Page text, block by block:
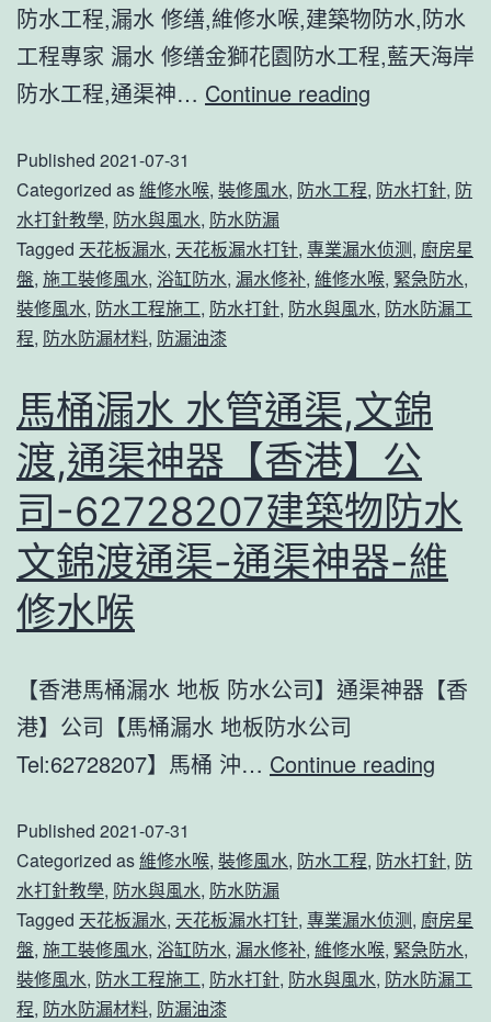
港】
公
物
防
水
羅
通
渠-
通
渠
神
器-
水
防水工程,漏水 修缮,維修水喉,建築物防水,防水
工程專家 漏水 修缮金獅花園防水工程,藍天海岸
防水工程,通渠神… Continue reading
馬
桶
漏
水
渠,
新
屋
嶺,
通
渠
【香
公
築
物
防
水
Published 2021-07-31
Categorized as維修水喉, 裝修風水, 防水工程, 防水打針, 防
水打針教學, 防水與風水, 防水防漏
Tagged 天花板漏水, 天花板漏水打针, 專業漏水侦测, 廚房星
盤, 施工裝修風水, 浴缸防水, 漏水修补, 維修水喉, 緊急防水,
裝修風水, 防水工程施工, 防水打針, 防水與風水, 防水防漏工
程, 防水防漏材料, 防漏油漆
馬桶漏水 水管通渠,文錦
渡,通渠神器【香港】公
司-62728207建築物防水
文錦渡通渠-通渠神器-維
修水喉
【香港馬桶漏水 地板 防水公司】通渠神器【香
港】公司【馬桶漏水 地板防水公司
Tel:62728207】馬桶 沖… Continue reading
水
水
管
通
Published 2021-07-31
Categorized as維修水喉, 裝修風水, 防水工程, 防水打針, 防
水打針教學, 防水與風水, 防水防漏
Tagged 天花板漏水, 天花板漏水打针, 專業漏水侦测, 廚房星
盤, 施工裝修風水, 浴缸防水, 漏水修补, 維修水喉, 緊急防水,
裝修風水, 防水工程施工, 防水打針, 防水與風水, 防水防漏工
程, 防水防漏材料, 防漏油漆